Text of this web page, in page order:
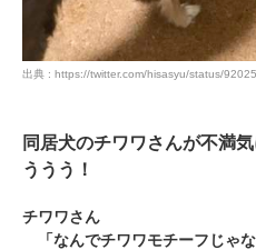
出典 : https://twitter.com/hisasyu/status/
同居犬のチワワさんが不満
ううう！
チワワさん
「なんでチワワモチーフじゃな